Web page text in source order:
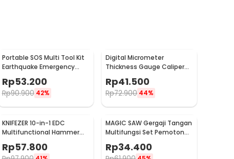
Portable SOS Multi Tool Kit
Earthquake Emergency
Outdoor Survival - JT21
Rp53.200
Rp90.900 42%
Digital Micrometer
Thickness Gauge Caliper
TDT25
Rp41.500
Rp72.900 44%
KNIFEZER 10-in-1 EDC
Multifunctional Hammer
Tool for Camping Survival -
WL-9003
Rp57.800
MAGIC SAW Gergaji Tangan
Multifungsi Set Pemotong
Kayu Besi
Rp34.400